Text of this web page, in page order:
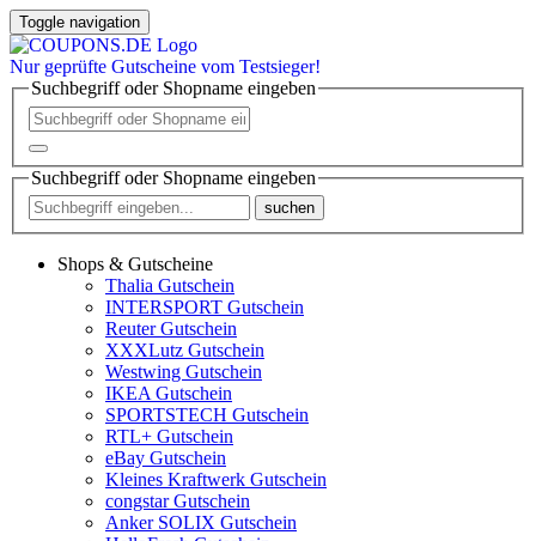
Toggle navigation
Nur geprüfte Gutscheine vom Testsieger!
Suchbegriff oder Shopname eingeben
Suchbegriff oder Shopname eingeben
suchen
Shops & Gutscheine
Thalia Gutschein
INTERSPORT Gutschein
Reuter Gutschein
XXXLutz Gutschein
Westwing Gutschein
IKEA Gutschein
SPORTSTECH Gutschein
RTL+ Gutschein
eBay Gutschein
Kleines Kraftwerk Gutschein
congstar Gutschein
Anker SOLIX Gutschein